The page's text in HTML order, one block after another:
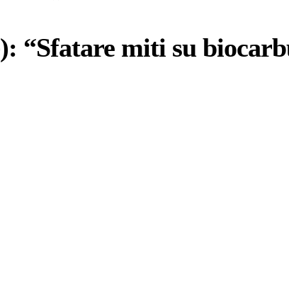
“Sfatare miti su